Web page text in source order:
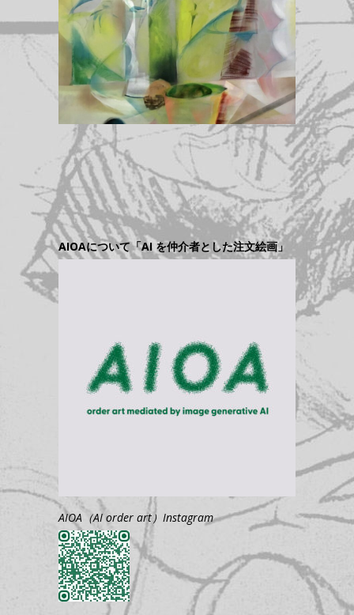
AIOAについて「AI を仲介者とした注文絵画」
AIOA（AI order art）Instagram